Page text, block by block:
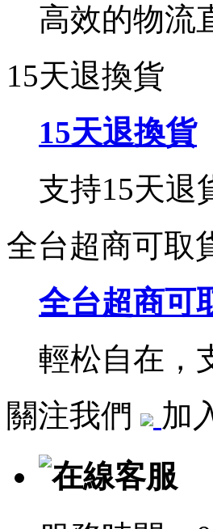
高效的物流
15天退換貨
15天退換貨
支持15天退
全台超商可取
全台超商可
輕松自在，
關注我們
加
在線客服